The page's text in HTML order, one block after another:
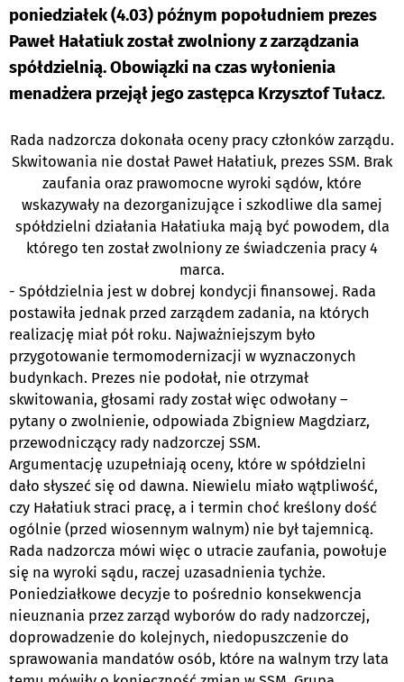
poniedziałek (4.03) późnym popołudniem prezes
Paweł Hałatiuk został zwolniony z zarządzania
spółdzielnią. Obowiązki na czas wyłonienia
menadżera przejął jego zastępca Krzysztof Tułacz.
Rada nadzorcza dokonała oceny pracy członków zarządu.
Skwitowania nie dostał Paweł Hałatiuk, prezes SSM. Brak
zaufania oraz prawomocne wyroki sądów, które
wskazywały na dezorganizujące i szkodliwe dla samej
spółdzielni działania Hałatiuka mają być powodem, dla
którego ten został zwolniony ze świadczenia pracy 4
marca.
- Spółdzielnia jest w dobrej kondycji finansowej. Rada
postawiła jednak przed zarządem zadania, na których
realizację miał pół roku. Najważniejszym było
przygotowanie termomodernizacji w wyznaczonych
budynkach. Prezes nie podołał, nie otrzymał
skwitowania, głosami rady został więc odwołany –
pytany o zwolnienie, odpowiada Zbigniew Magdziarz,
przewodniczący rady nadzorczej SSM.
Argumentację uzupełniają oceny, które w spółdzielni
dało słyszeć się od dawna. Niewielu miało wątpliwość,
czy Hałatiuk straci pracę, a i termin choć kreślony dość
ogólnie (przed wiosennym walnym) nie był tajemnicą.
Rada nadzorcza mówi więc o utracie zaufania, powołuje
się na wyroki sądu, raczej uzasadnienia tychże.
Poniedziałkowe decyzje to pośrednio konsekwencja
nieuznania przez zarząd wyborów do rady nadzorczej,
doprowadzenie do kolejnych, niedopuszczenie do
sprawowania mandatów osób, które na walnym trzy lata